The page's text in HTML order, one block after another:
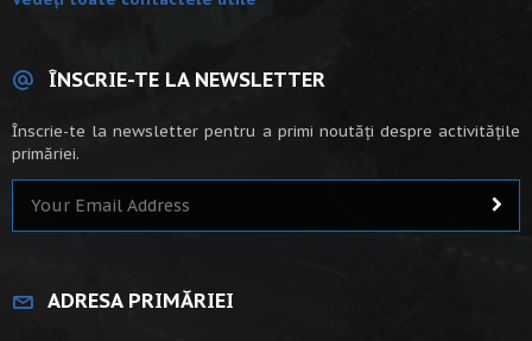
ÎNSCRIE-TE LA NEWSLETTER
Înscrie-te la newsletter pentru a primi noutăți despre activitățile
primăriei.
ADRESA PRIMĂRIEI